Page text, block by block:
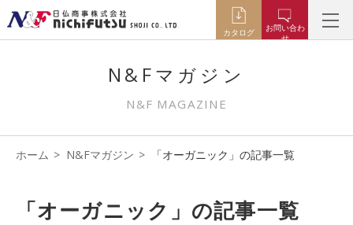
カタログ
お問い合わ
せ
N&Fマガジン
N&F MAGAZINE
ホーム N&Fマガジン 「オーガニック」の記事一覧
「オーガニック」の記事一覧